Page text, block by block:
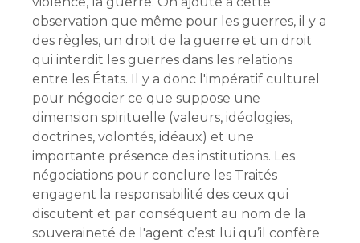
observation que même pour les guerres, il y a
des règles, un droit de la guerre et un droit
qui interdit les guerres dans les relations
entre les États. Il y a donc l'impératif culturel
pour négocier ce que suppose une
dimension spirituelle (valeurs, idéologies,
doctrines, volontés, idéaux) et une
importante présence des institutions. Les
négociations pour conclure les Traités
engagent la responsabilité des ceux qui
discutent et par conséquent au nom de la
souveraineté de l'agent c’est lui qu’il confère